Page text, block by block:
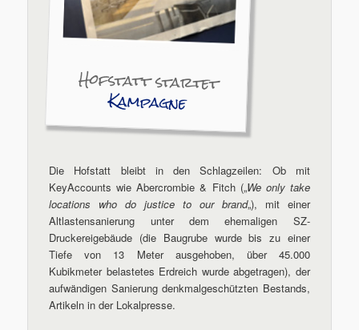
Hofstatt startet
Kampagne
Die Hofstatt bleibt in den Schlagzeilen: Ob mit
KeyAccounts wie Abercrombie & Fitch („We only take
locations who do justice to our brand„), mit einer
Altlastensanierung unter dem ehemaligen SZ-
Druckereigebäude (die Baugrube wurde bis zu einer
Tiefe von 13 Meter ausgehoben, über 45.000
Kubikmeter belastetes Erdreich wurde abgetragen), der
aufwändigen Sanierung denkmalgeschützten Bestands,
Artikeln in der Lokalpresse.